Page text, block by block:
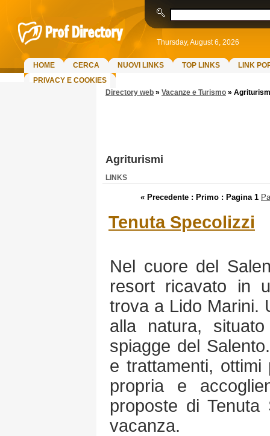
Thursday, August 6, 2026
HOME CERCA NUOVI LINKS TOP LINKS
LINK
PRIVACY E COOKIES
Directory web » Vacanze e Turismo »
Agriturismi
LINKS
« Precedente : Primo : Pagina 1
Tenuta Specolizzi
Nel cuore del
resort ricavato in
trova a Lido Marini.
alla natura,
spiagge del
e trattamenti,
propria e
proposte di
vacanza.